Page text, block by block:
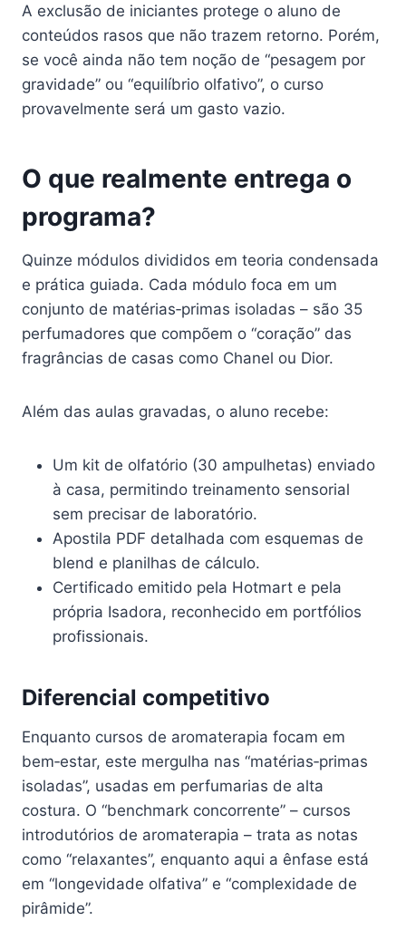
A exclusão de iniciantes protege o aluno de
conteúdos rasos que não trazem retorno. Porém,
se você ainda não tem noção de “pesagem por
gravidade” ou “equilíbrio olfativo”, o curso
provavelmente será um gasto vazio.
O que realmente entrega o
programa?
Quinze módulos divididos em teoria condensada
e prática guiada. Cada módulo foca em um
conjunto de matérias‑primas isoladas – são 35
perfumadores que compõem o “coração” das
fragrâncias de casas como Chanel ou Dior.
Além das aulas gravadas, o aluno recebe:
Um kit de olfatório (30 ampulhetas) enviado
à casa, permitindo treinamento sensorial
sem precisar de laboratório.
Apostila PDF detalhada com esquemas de
blend e planilhas de cálculo.
Certificado emitido pela Hotmart e pela
própria Isadora, reconhecido em portfólios
profissionais.
Diferencial competitivo
Enquanto cursos de aromaterapia focam em
bem‑estar, este mergulha nas “matérias‑primas
isoladas”, usadas em perfumarias de alta
costura. O “benchmark concorrente” – cursos
introdutórios de aromaterapia – trata as notas
como “relaxantes”, enquanto aqui a ênfase está
em “longevidade olfativa” e “complexidade de
pirâmide”.